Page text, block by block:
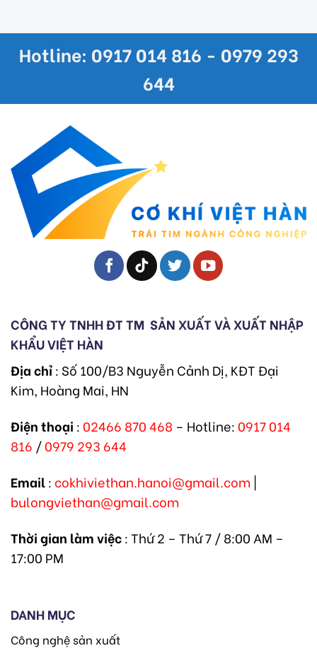
Hotline: 0917 014 816 - 0979 293
644
CÔNG TY TNHH ĐT TM SẢN XUẤT VÀ XUẤT NHẬP
KHẨU VIỆT HÀN
Địa chỉ: Số 100/B3 Nguyễn Cảnh Dị, KĐT Đại
Kim, Hoàng Mai, HN
Điện thoại : 02466 870 468 – Hotline: 0917 014
816 /0979 293 644
Email: cokhiviethan.hanoi@gmail.com |
bulongviethan@gmail.com
Thời gian làm việc: Thứ 2 – Thứ 7 / 8:00 AM –
17:00 PM
DANH MỤC
Công nghệ sản xuất